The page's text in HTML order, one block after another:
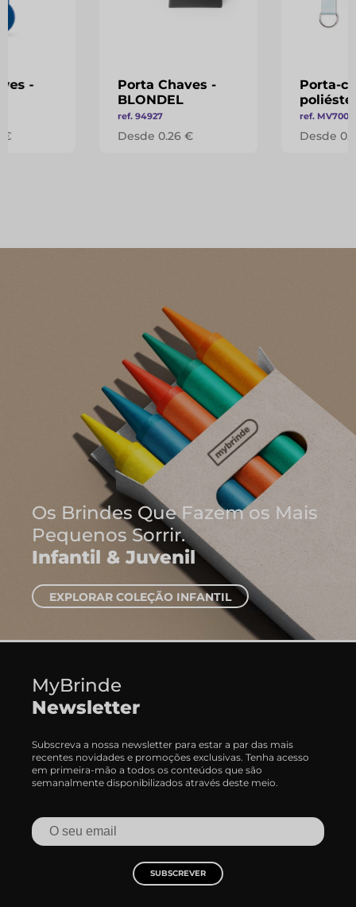
-
€
Porta Chaves -
BLONDEL
ref. 94927
Desde 0.26 €
Porta-
ref.
Desde
Onde Nascem As
Ideias
Cadernos e Blocos de
EXPLORAR CADERNOS
MyBrinde
Newsletter
Subscreva a nossa newsletter para estar a par das mais
recentes novidades e promoções exclusivas. Tenha acesso
em primeira-mão a todos os conteúdos que são
semanalmente disponibilizados através deste meio.
SUBSCREVER